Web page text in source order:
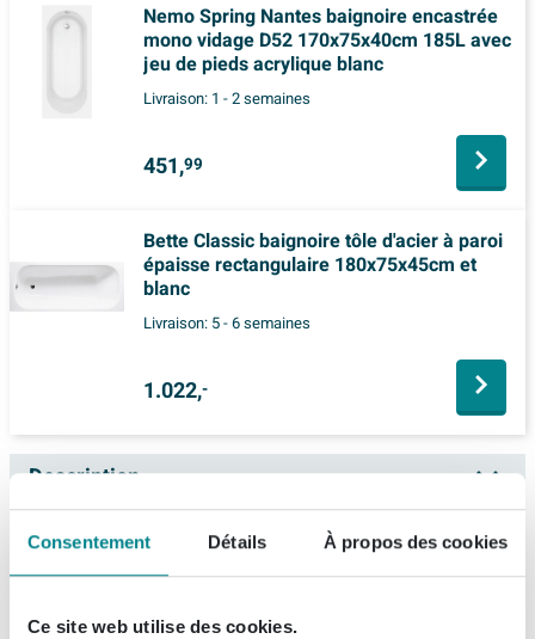
Consentement Détails À propos des cookies
Ce site web utilise des cookies.
Nemo Spring Nantes baignoire encastrée
mono vidage D52 170x75x40cm 185L avec
jeu de pieds acrylique blanc
Livraison: 1 - 2 semaines
451,99
Bette Classic baignoire tôle d'acier à paroi
épaisse rectangulaire 180x75x45cm et
blanc
Livraison: 5 - 6 semaines
1.022,-
Description
Bette La Bette baignoire acier plat
rectangulaire 118x73x38cm blanc
Vous recherchez une baignoire compacte dans laquelle
Spécifications